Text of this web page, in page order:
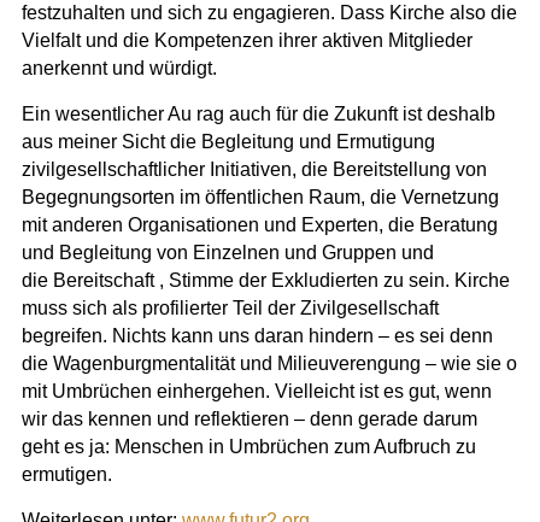
festzuhalten und sich zu engagieren. Dass Kirche also die
Vielfalt und die Kompetenzen ihrer aktiven Mitglieder
anerkennt und würdigt.
Ein wesentlicher Au rag auch für die Zukunft ist deshalb
aus meiner Sicht die Begleitung und Ermutigung
zivilgesellschaftlicher Initiativen, die Bereitstellung von
Begegnungsorten im öffentlichen Raum, die Vernetzung
mit anderen Organisationen und Experten, die Beratung
und Begleitung von Einzelnen und Gruppen und
die Bereitschaft , Stimme der Exkludierten zu sein. Kirche
muss sich als profilierter Teil der Zivilgesellschaft
begreifen. Nichts kann uns daran hindern – es sei denn
die Wagenburgmentalität und Milieuverengung – wie sie o
mit Umbrüchen einhergehen. Vielleicht ist es gut, wenn
wir das kennen und reflektieren – denn gerade darum
geht es ja: Menschen in Umbrüchen zum Aufbruch zu
ermutigen.